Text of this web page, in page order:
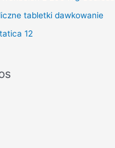
tabletki dawkowanie
12